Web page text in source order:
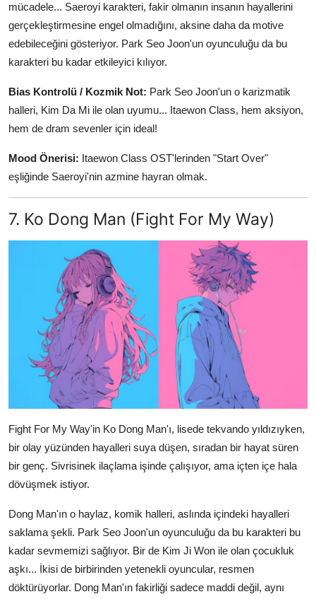
mücadele... Saeroyi karakteri, fakir olmanın insanın hayallerini
gerçekleştirmesine engel olmadığını, aksine daha da motive
edebileceğini gösteriyor. Park Seo Joon'un oyunculuğu da bu
karakteri bu kadar etkileyici kılıyor.
Bias Kontrolü / Kozmik Not: Park Seo Joon'un o karizmatik
halleri, Kim Da Mi ile olan uyumu... Itaewon Class, hem aksiyon,
hem de dram sevenler için ideal!
Mood Önerisi: Itaewon Class OST'lerinden "Start Over"
eşliğinde Saeroyi'nin azmine hayran olmak.
7. Ko Dong Man (Fight For My Way)
Fight For My Way'in Ko Dong Man'ı, lisede tekvando yıldızıyken,
bir olay yüzünden hayalleri suya düşen, sıradan bir hayat süren
bir genç. Sivrisinek ilaçlama işinde çalışıyor, ama içten içe hala
dövüşmek istiyor.
Dong Man'ın o haylaz, komik halleri, aslında içindeki hayalleri
saklama şekli. Park Seo Joon'un oyunculuğu da bu karakteri bu
kadar sevmemizi sağlıyor. Bir de Kim Ji Won ile olan çocukluk
aşkı... İkisi de birbirinden yetenekli oyuncular, resmen
döktürüyorlar. Dong Man'ın fakirliği sadece maddi değil, aynı